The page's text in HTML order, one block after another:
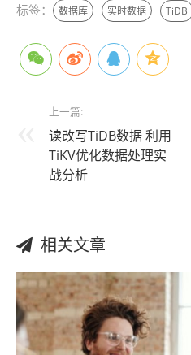
标签： 数据库 实时数据 TiDB
上一篇:
读改写TiDB数据 利用
TiKV优化数据处理实
战分析
相关文章